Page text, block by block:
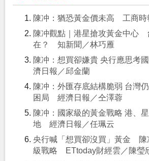
陳冲：猶恐黃金價未高 工商時
陳冲觀點｜港星搶攻黃金中心
在？ 知新聞／林巧雁
陳冲：想買卻嫌貴 央行應思考
濟日報／邱金蘭
陳冲：外匯存底結構脆弱 台灣
困局 經濟日報／仝澤蓉
陳冲：國家級的黃金戰略 港、
地 經濟日報／任珮云
央行喊「想買卻沒買」黃金 陳
級戰略 ETtoday財經雲／陳瑩